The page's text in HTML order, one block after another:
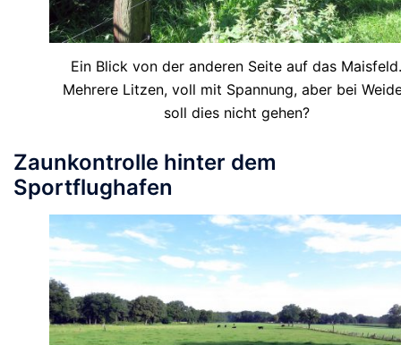
Ein Blick von der anderen Seite auf das Maisfeld.
Mehrere Litzen, voll mit Spannung, aber bei
soll dies nicht gehen?
Zaunkontrolle hinter dem
Sportflughafen